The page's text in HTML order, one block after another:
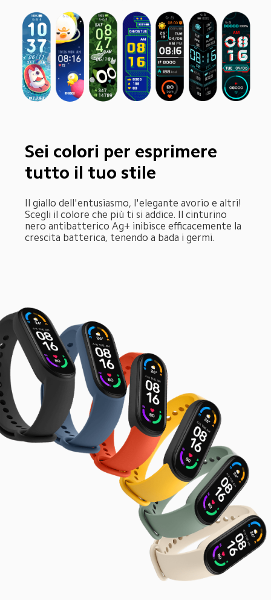
Sei colori per esprimere
tutto il tuo stile
Il giallo dell'entusiasmo, l'elegante avorio e altri!
Scegli il colore che più ti si addice. Il cinturino
nero antibatterico Ag+ inibisce efficacemente la
crescita batterica, tenendo a bada i germi.